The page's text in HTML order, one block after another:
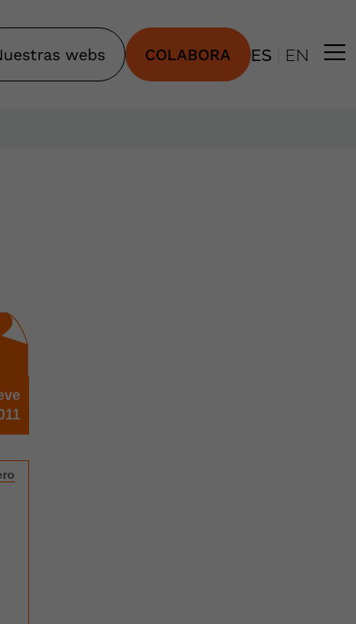
webs COLABORA ES EN